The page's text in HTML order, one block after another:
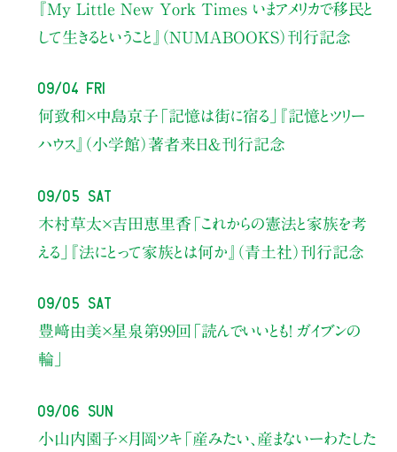
『My Little New York Times いまアメリカで移民と
して生きるということ』（NUMABOOKS）刊行記念
09/04 Fri
何致和×中島京子 「記憶は街に宿る」
『記憶とツリー
ハウス』（小学館）著者来日＆刊行記念
09/05 Sat
木村草太×吉田恵里香 「これからの憲法と家族を考
える」
『法にとって家族とは何か』（青土社）刊行記念
09/05 Sat
豊﨑由美×星泉 第99回「読んでいいとも！ ガイブンの
輪」
09/06 Sun
小山内園子×月岡ツキ 「産みたい、産まないーわたした